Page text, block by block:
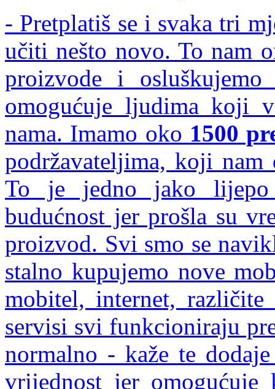
- Pretplatiš se i svaka tri
učiti nešto novo. To nam
proizvode i
omogućuje ljudima koji
nama. Imamo oko 1500
podržavateljima, koji
To je jedno jako
budućnost jer prošla su
proizvod. Svi smo se
stalno kupujemo nove
mobitel, internet,
servisi svi funkcioniraju
normalno - kaže te
vrijednost jer omogućuje